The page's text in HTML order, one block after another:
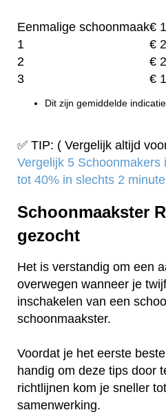
Eenmalige schoonmaak€
1
€
2
€
3
€
Dit zijn gemiddelde
✅ TIP: ( Vergelijk altijd
Vergelijk 5
tot 40% in slechts 2
Schoonmaakster
gezocht
Het is verstandig om een
overwegen wanneer je
inschakelen van een
schoonmaakster.
Voordat je het eerste
handig om deze tips door
richtlijnen kom je sneller
samenwerking.